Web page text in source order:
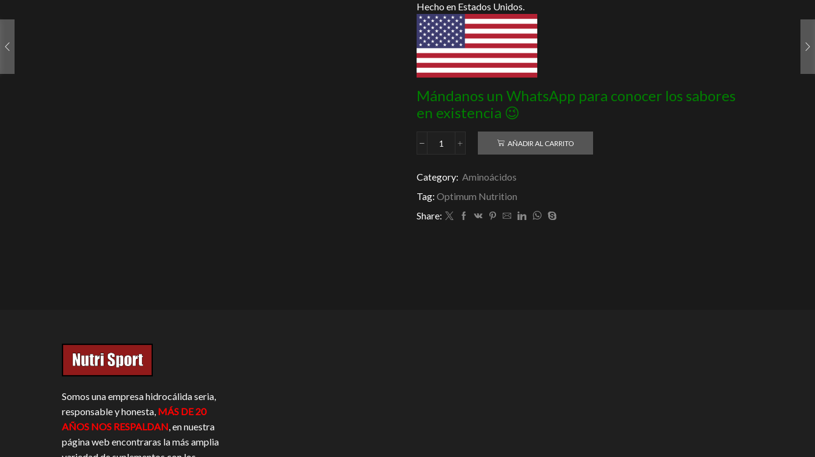
Hecho en Estados Unidos.
Mándanos un WhatsApp para conocer los sabores
en existencia 😉
Amino
30
Servs
CAFEÍNA
AÑADIR AL CARRITO
Category: Aminoácidos
Tag: Optimum Nutrition
Share:
Somos una empresa hidrocálida seria,
responsable y honesta, MÁS DE 20
AÑOS NOS RESPALDAN , en nuestra
página web encontraras la más amplia